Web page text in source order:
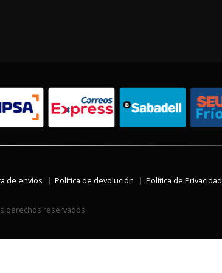
de envíos Política de devolución Política de Privacidad
derechos reservados.